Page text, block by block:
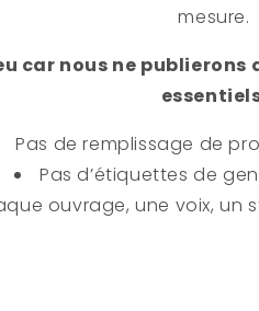
mesure.
car nous ne
Pas de remplissage de
Pas d’étiquettes de
ouvrage, une voix, un